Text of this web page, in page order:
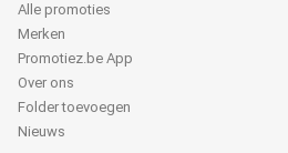
Alle promoties
Merken
Promotiez.be App
Over ons
Folder toevoegen
Nieuws